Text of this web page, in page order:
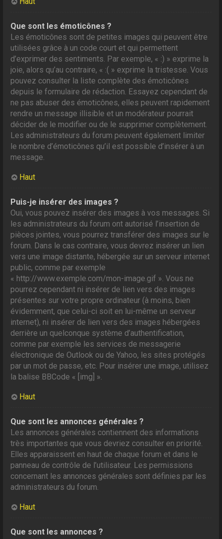
Que sont les émoticônes ?
Les émoticônes sont de petites images qui peuvent être
utilisées grâce à un code court et qui permettent
d’exprimer des sentiments. Par exemple, « :) » exprime la
joie, alors qu’au contraire, « :( » exprime la tristesse. Vous
pouvez consulter la liste complète des émoticônes
depuis le formulaire de rédaction. Essayez cependant de
ne pas abuser des émoticônes, elles peuvent rapidement
rendre un message illisible et un modérateur pourrait
décider de le modifier ou de le supprimer complètement.
Les administrateurs du forum peuvent également limiter
le nombre d’émoticônes qu’il est possible d’insérer à un
message.
Haut
Puis-je insérer des images ?
Oui, vous pouvez insérer des images à vos messages. Si
les administrateurs du forum ont autorisé l’insertion de
pièces jointes, vous pourrez transférer des images sur le
forum. Dans le cas contraire, vous devrez insérer un lien
vers une image distante, hébergée sur un serveur internet
public, comme par exemple
« http://www.exemple.com/mon-image.gif ». Vous ne
pourrez cependant ni insérer de lien vers des images
présentes sur votre propre ordinateur (à moins, bien
évidemment, que celui-ci soit en lui-même un serveur
internet), ni insérer de lien vers des images hébergées
derrière un quelconque système d’authentification,
comme par exemple les services de messagerie
électronique de Outlook ou de Yahoo, les sites protégés
par un mot de passe, etc. Pour insérer une image, utilisez
la balise BBCode « [img] ».
Haut
Que sont les annonces générales ?
Les annonces générales contiennent des informations
très importantes que vous devriez consulter en priorité.
Elles apparaissent en haut de chaque forum et dans le
panneau de contrôle de l’utilisateur. Les permissions
concernant les annonces générales sont définies par les
administrateurs du forum.
Haut
Que sont les annonces ?